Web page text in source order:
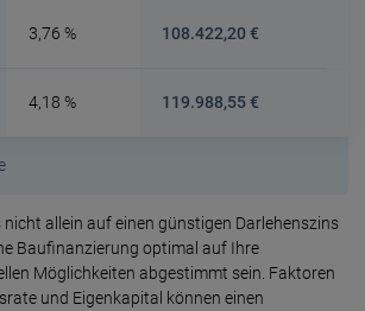
3,76 % 108.422,20 €
4,18 % 119.988,55 €
allein auf einen günstigen Darlehenszins
Baufinanzierung optimal auf Ihre
Möglichkeiten abgestimmt sein. Faktoren
und Eigenkapital können einen